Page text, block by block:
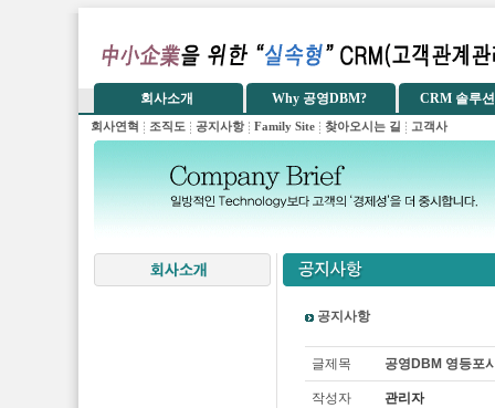
공지사항
글제목 공영DBM 영등포
작성자 관리자